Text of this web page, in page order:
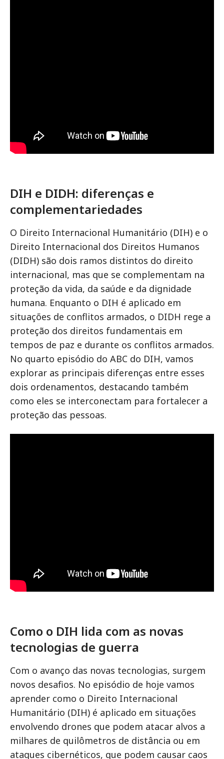
DIH e DIDH: diferenças e
complementariedades
O Direito Internacional Humanitário (DIH) e o
Direito Internacional dos Direitos Humanos
(DIDH) são dois ramos distintos do direito
internacional, mas que se complementam na
proteção da vida, da saúde e da dignidade
humana. Enquanto o DIH é aplicado em
situações de conflitos armados, o DIDH rege a
proteção dos direitos fundamentais em
tempos de paz e durante os conflitos armados.
No quarto episódio do ABC do DIH, vamos
explorar as principais diferenças entre esses
dois ordenamentos, destacando também
como eles se interconectam para fortalecer a
proteção das pessoas.
Como o DIH lida com as novas
tecnologias de guerra
Com o avanço das novas tecnologias, surgem
novos desafios. No episódio de hoje vamos
aprender como o Direito Internacional
Humanitário (DIH) é aplicado em situações
envolvendo drones que podem atacar alvos a
milhares de quilômetros de distância ou em
ataques cibernéticos, que podem causar caos